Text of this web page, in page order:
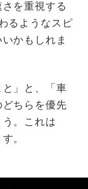
を重視する
るようなスピ
かもしれま
」と、「車
ちらを優先
。これは
。